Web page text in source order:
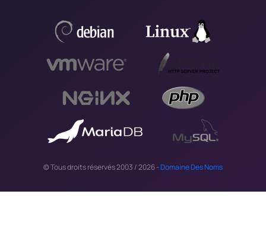
© Tous droits réservés 2003 / 2026 -Domaine Des Noms